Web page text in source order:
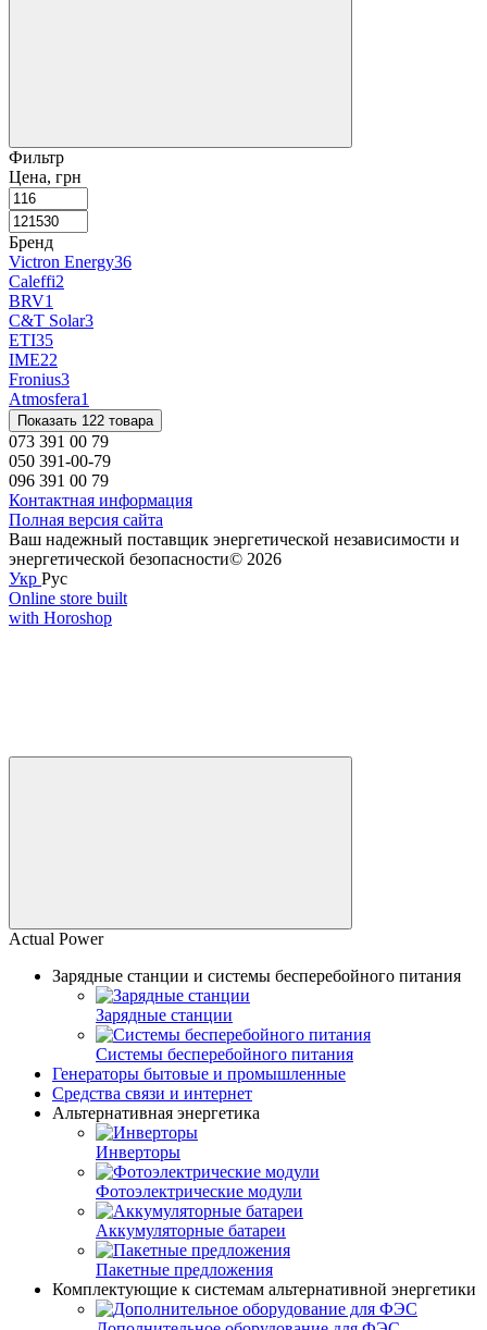
Фильтр
Цена, грн
Бренд
Victron Energy36
Caleffi2
BRV1
C&T Solar3
ЕТI35
IME22
Fronius3
Atmosfera1
Показать 122 товара
073 391 00 79
050 391-00-79
096 391 00 79
Контактная информация
Полная версия сайта
Ваш надежный поставщик энергетической независимости и
энергетической безопасности© 2026
Укр Рус
Online store built
with Horoshop
Actual Power
Зарядные станции и системы бесперебойного питания
Зарядные станции
Системы бесперебойного питания
Генераторы бытовые и промышленные
Средства связи и интернет
Альтернативная энергетика
Инверторы
Фотоэлектрические модули
Аккумуляторные батареи
Пакетные предложения
Комплектующие к системам альтернативной энергетики